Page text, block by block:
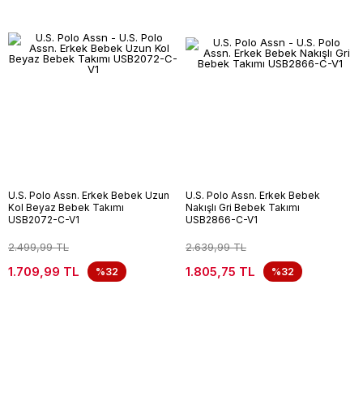
U.S. Polo Assn. Erkek Bebek Uzun
Kol Beyaz Bebek Takımı
USB2072-C-V1
2.499,99 TL
1.709,99 TL %32
U.S. Polo Assn. Erkek Bebek
Nakışlı Gri Bebek Takımı
USB2866-C-V1
2.639,99 TL
1.805,75 TL %32